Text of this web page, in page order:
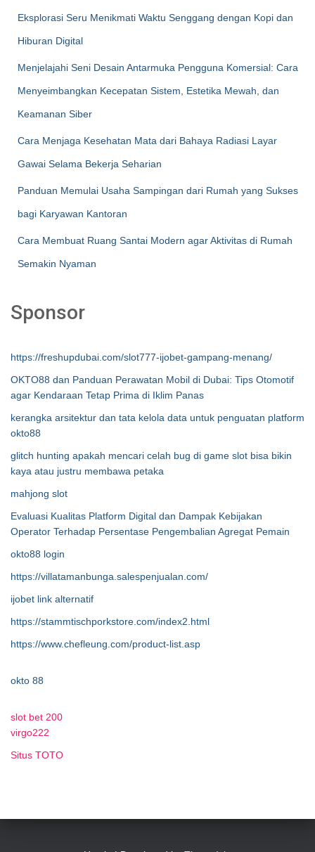
Eksplorasi Seru Menikmati Waktu Senggang dengan Kopi dan
Hiburan Digital
Menjelajahi Seni Desain Antarmuka Pengguna Komersial: Cara
Menyeimbangkan Kecepatan Sistem, Estetika Mewah, dan
Keamanan Siber
Cara Menjaga Kesehatan Mata dari Bahaya Radiasi Layar
Gawai Selama Bekerja Seharian
Panduan Memulai Usaha Sampingan dari Rumah yang Sukses
bagi Karyawan Kantoran
Cara Membuat Ruang Santai Modern agar Aktivitas di Rumah
Semakin Nyaman
Sponsor
https://freshupdubai.com/slot777-ijobet-gampang-menang/
OKTO88 dan Panduan Perawatan Mobil di Dubai: Tips Otomotif
agar Kendaraan Tetap Prima di Iklim Panas
kerangka arsitektur dan tata kelola data untuk penguatan platform
okto88
glitch hunting apakah mencari celah bug di game slot bisa bikin
kaya atau justru membawa petaka
mahjong slot
Evaluasi Kualitas Platform Digital dan Dampak Kebijakan
Operator Terhadap Persentase Pengembalian Agregat Pemain
okto88 login
https://villatamanbunga.salespenjualan.com/
ijobet link alternatif
https://stammtischporkstore.com/index2.html
https://www.chefleung.com/product-list.asp
okto 88
slot bet 200
virgo222
Situs TOTO